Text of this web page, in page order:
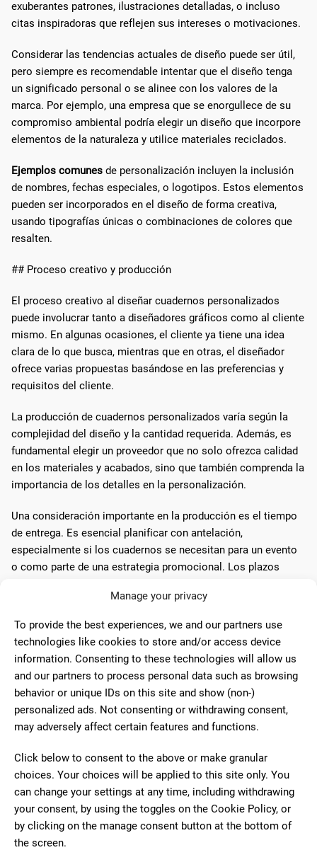
Manage your privacy
To provide the best experiences, we and our partners use
technologies like cookies to store and/or access device
information. Consenting to these technologies will allow us
and our partners to process personal data such as browsing
behavior or unique IDs on this site and show (non-)
personalized ads. Not consenting or withdrawing consent,
may adversely affect certain features and functions.
Click below to consent to the above or make granular
choices. Your choices will be applied to this site only. You
can change your settings at any time, including withdrawing
your consent, by using the toggles on the Cookie Policy, or
by clicking on the manage consent button at the bottom of
the screen.
exuberantes patrones, ilustraciones detalladas, o incluso
citas inspiradoras que reflejen sus intereses o motivaciones.
Considerar las tendencias actuales de diseño puede ser útil,
pero siempre es recomendable intentar que el diseño tenga
un significado personal o se alinee con los valores de la
marca. Por ejemplo, una empresa que se enorgullece de su
compromiso ambiental podría elegir un diseño que incorpore
elementos de la naturaleza y utilice materiales reciclados.
Ejemplos comunes de personalización incluyen la inclusión
de nombres, fechas especiales, o logotipos. Estos elementos
pueden ser incorporados en el diseño de forma creativa,
usando tipografías únicas o combinaciones de colores que
resalten.
## Proceso creativo y producción
El proceso creativo al diseñar cuadernos personalizados
puede involucrar tanto a diseñadores gráficos como al cliente
mismo. En algunas ocasiones, el cliente ya tiene una idea
clara de lo que busca, mientras que en otras, el diseñador
ofrece varias propuestas basándose en las preferencias y
requisitos del cliente.
La producción de cuadernos personalizados varía según la
complejidad del diseño y la cantidad requerida. Además, es
fundamental elegir un proveedor que no solo ofrezca calidad
en los materiales y acabados, sino que también comprenda la
importancia de los detalles en la personalización.
Una consideración importante en la producción es el tiempo
de entrega. Es esencial planificar con antelación,
especialmente si los cuadernos se necesitan para un evento
o como parte de una estrategia promocional. Los plazos
personalización y la cantidad de cuadernos.
## Tecnologías y técnicas de personalización
Las técnicas de personalización han evolucionado con el
tiempo, gracias a los avances tecnológicos. La impresión
digital, por ejemplo, permite una personalización detallada y
colores vibrantes, incluso en tiradas pequeñas. Esto hace
posible probar diferentes diseños sin un alto costo inicial.
Técnica Descripción Beneficios
Impresión
digital
Aplica directamente el
diseño sobre la
superficie del cuaderno
Permite alta
personalización
incluso en